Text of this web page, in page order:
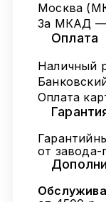
Москва
За МКАД —
Оплата
Наличный
Оплата
от завода-